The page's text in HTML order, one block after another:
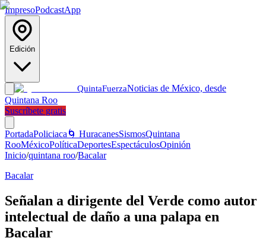
ImpresoPodcastApp
Edición
QuintaFuerzaNoticias de México, desde
Quintana Roo
Suscríbete gratis
PortadaPoliciaca 🌀 HuracanesSismosQuintana
RooMéxicoPolíticaDeportesEspectáculosOpinión
Inicio/quintana roo/Bacalar
Bacalar
Señalan a dirigente del Verde como autor
intelectual de daño a una palapa en
Bacalar